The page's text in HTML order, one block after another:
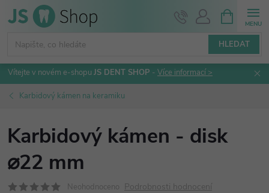
Přejít
na
HLEDAT
NÁKUPNÍ
KOŠÍK
Vítejte v novém e-shopu JS DENT SHOP - Více informací >
Karbidový kámen na keramiku
Karbidový kámen - disk
⌀22 mm
Neohodnoceno Podrobnosti hodnocení